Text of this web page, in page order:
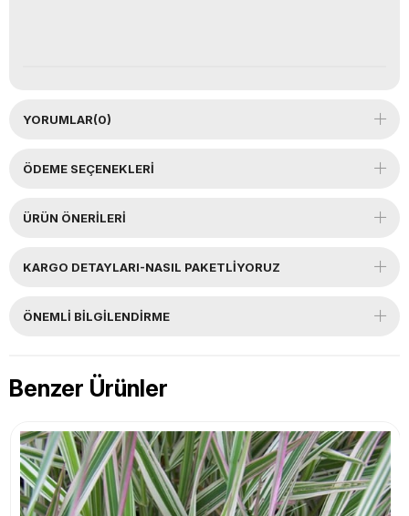
YORUMLAR(0)
ÖDEME SEÇENEKLERI
ÜRÜN ÖNERILERI
KARGO DETAYLARI-NASIL PAKETLİYORUZ
ÖNEMLI BILGILENDIRME
Benzer Ürünler